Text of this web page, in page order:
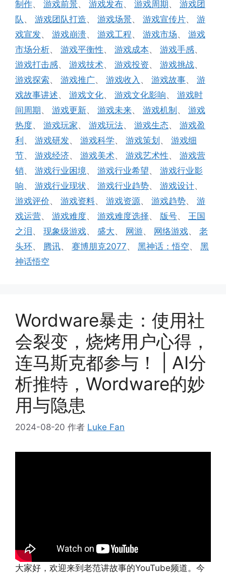
制作、 游戏前景、 游戏发布、 游戏周期、 游戏团
队 、 游戏团队打造、 游戏场景、 游戏宣传片、 游
戏宣发、 游戏崩溃、 游戏工程、 游戏市场、 游戏
市场分析、 游戏平衡性、 游戏成本、 游戏手感、
游戏打击感、 游戏技术、 游戏投资、 游戏挑战、
游戏探索、 游戏推广、 游戏收入 、 游戏故事、 游
戏故事讲述、 游戏文化、 游戏文化影响、 游戏时
间周期、 游戏更新、 游戏未来、 游戏机制、 游戏
热度、 游戏玩家、 游戏玩法、 游戏生态、 游戏盈
利、 游戏研发、 游戏科学、 游戏策划、 游戏细
节、 游戏经济、 游戏美术、 游戏艺术性、 游戏营
销、 游戏行业困境、 游戏行业希望、 游戏行业影
响、 游戏行业现状、 游戏行业趋势、 游戏设计、
游戏评价、 游戏资料、 游戏资源、 游戏趋势、 游
戏运营、 游戏难度、 游戏难度选择、 版号、 王国
之泪、 现象级游戏、 盛大、 网游、 网络游戏、 老
头环、 腾讯、 赛博朋克2077、 黑神话：悟空、 黑
神话悟空
Wordware暴走：使用社
会裂变，烧烤用户心得，
连马斯克都参与！ | AI分
析推特，Wordware的妙
用与隐患
2024-08-20 作者 Luke Fan
大家好，欢迎来到老范讲故事的YouTube频道。今